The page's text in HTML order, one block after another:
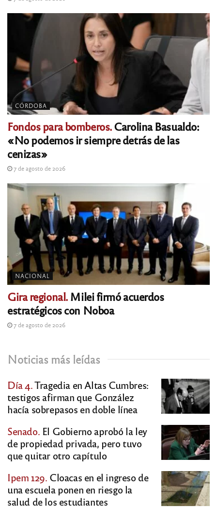
CÓRDOBA
Fondos para bomberos.Carolina Basualdo:
«No podemos ir siempre detrás de las
cenizas»
7 de agosto de 2026
NACIONAL
Gira regional.Milei firmó acuerdos
estratégicos con Noboa
7 de agosto de 2026
Noticias más leídas
Día 4.Tragedia en Altas Cumbres:
testigos afirman que González
hacía sobrepasos en doble línea
Senado. El Gobierno aprobó la ley
de propiedad privada, pero tuvo
que quitar otro capítulo
Ipem 129. Cloacas en el ingreso de
una escuela ponen en riesgo la
salud de los estudiantes